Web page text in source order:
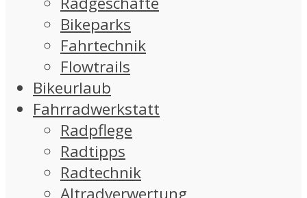
Bikeparks
Fahrtechnik
Flowtrails
Bikeurlaub
Fahrradwerkstatt
Radpflege
Radtipps
Radtechnik
Altradverwertung